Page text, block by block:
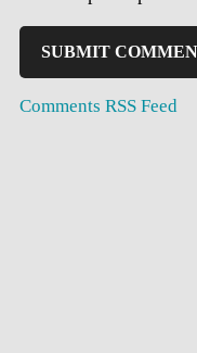
Comments RSS Feed